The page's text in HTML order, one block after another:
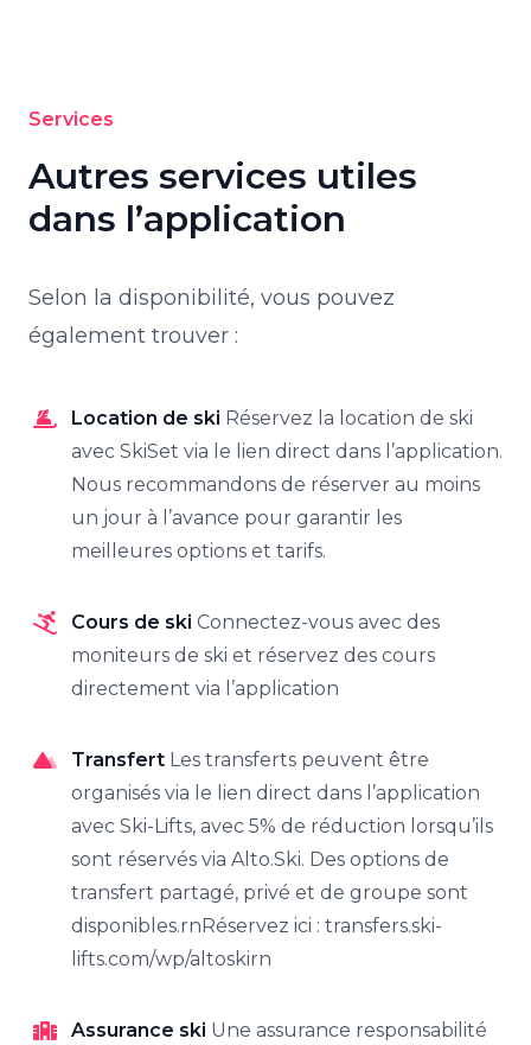
Services
Autres services utiles
dans l’application
Selon la disponibilité, vous pouvez
également trouver :
Location de ski Réservez la location de ski
avec SkiSet via le lien direct dans l’application.
Nous recommandons de réserver au moins
un jour à l’avance pour garantir les
meilleures options et tarifs.
Cours de ski Connectez-vous avec des
moniteurs de ski et réservez des cours
directement via l’application
Transfert Les transferts peuvent être
organisés via le lien direct dans l’application
avec Ski-Lifts, avec 5% de réduction lorsqu’ils
sont réservés via Alto.Ski. Des options de
transfert partagé, privé et de groupe sont
disponibles.rnRéservez ici : transfers.ski-
lifts.com/wp/altoskirn
Assurance ski Une assurance responsabilité